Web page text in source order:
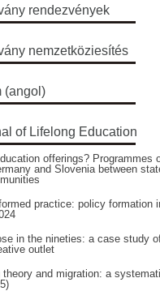
rendezvények
nemzetköziesítés
(angol)
of Lifelong Education
offerings? Programmes
and Slovenia between
practice: policy formation
in the nineties: a case study
outlet
and migration: a